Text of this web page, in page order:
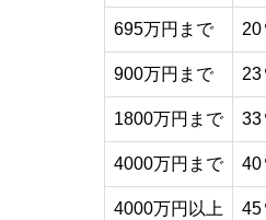
695万円まで 20
900万円まで 23
1800万円まで 33
4000万円まで 40
4000万円以上 45